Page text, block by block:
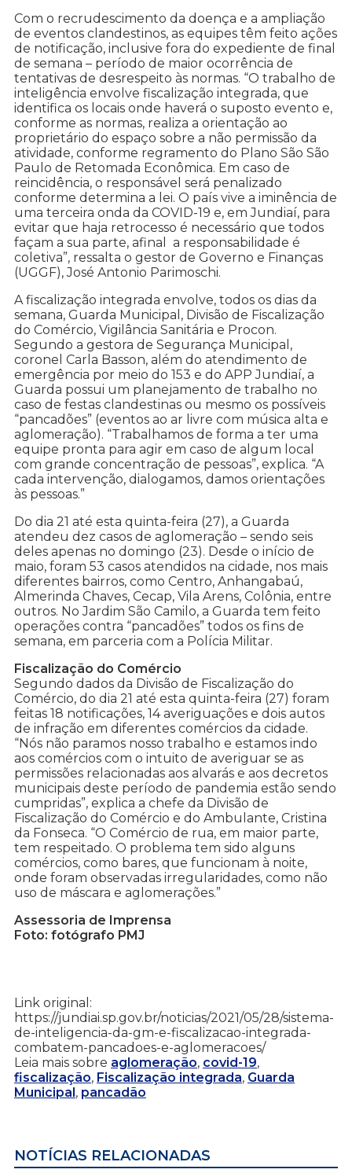
Com o recrudescimento da doença e a ampliação
de eventos clandestinos, as equipes têm feito ações
de notificação, inclusive fora do expediente de final
de semana – período de maior ocorrência de
tentativas de desrespeito às normas. “O trabalho de
inteligência envolve fiscalização integrada, que
identifica os locais onde haverá o suposto evento e,
conforme as normas, realiza a orientação ao
proprietário do espaço sobre a não permissão da
atividade, conforme regramento do Plano São São
Paulo de Retomada Econômica. Em caso de
reincidência, o responsável será penalizado
conforme determina a lei. O país vive a iminência de
uma terceira onda da COVID-19 e, em Jundiaí, para
evitar que haja retrocesso é necessário que todos
façam a sua parte, afinal a responsabilidade é
coletiva”, ressalta o gestor de Governo e Finanças
(UGGF), José Antonio Parimoschi.
A fiscalização integrada envolve, todos os dias da
semana, Guarda Municipal, Divisão de Fiscalização
do Comércio, Vigilância Sanitária e Procon.
Segundo a gestora de Segurança Municipal,
coronel Carla Basson, além do atendimento de
emergência por meio do 153 e do APP Jundiaí, a
Guarda possui um planejamento de trabalho no
caso de festas clandestinas ou mesmo os possíveis
“pancadões” (eventos ao ar livre com música alta e
aglomeração). “Trabalhamos de forma a ter uma
equipe pronta para agir em caso de algum local
com grande concentração de pessoas”, explica. “A
cada intervenção, dialogamos, damos orientações
às pessoas.”
Do dia 21 até esta quinta-feira (27), a Guarda
atendeu dez casos de aglomeração – sendo seis
deles apenas no domingo (23). Desde o início de
maio, foram 53 casos atendidos na cidade, nos mais
diferentes bairros, como Centro, Anhangabaú,
Almerinda Chaves, Cecap, Vila Arens, Colônia, entre
outros. No Jardim São Camilo, a Guarda tem feito
operações contra “pancadões” todos os fins de
semana, em parceria com a Polícia Militar.
Fiscalização do Comércio
Segundo dados da Divisão de Fiscalização do
Comércio, do dia 21 até esta quinta-feira (27) foram
feitas 18 notificações, 14 averiguações e dois autos
de infração em diferentes comércios da cidade.
“Nós não paramos nosso trabalho e estamos indo
aos comércios com o intuito de averiguar se as
permissões relacionadas aos alvarás e aos decretos
municipais deste período de pandemia estão sendo
cumpridas”, explica a chefe da Divisão de
Fiscalização do Comércio e do Ambulante, Cristina
da Fonseca. “O Comércio de rua, em maior parte,
tem respeitado. O problema tem sido alguns
comércios, como bares, que funcionam à noite,
onde foram observadas irregularidades, como não
uso de máscara e aglomerações.”
Assessoria de Imprensa
Foto: fotógrafo PMJ
Link original:
https://jundiai.sp.gov.br/noticias/2021/05/28/sistema-
de-inteligencia-da-gm-e-fiscalizacao-integrada-
combatem-pancadoes-e-aglomeracoes/
Leia mais sobre aglomeração, covid-19,
fiscalização, Fiscalização integrada, Guarda
Municipal , pancadão
NOTÍCIAS RELACIONADAS